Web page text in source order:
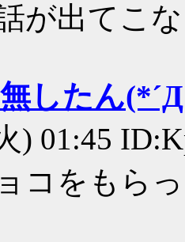
が出てこ
したん
) 01:45
コをもら